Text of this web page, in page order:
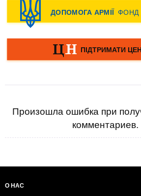
Произошла ошибка при
комментариев.
О НАС